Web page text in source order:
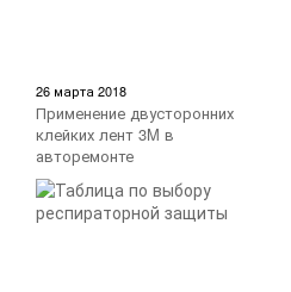
26 марта 2018
Применение двусторонних
клейких лент 3M в
авторемонте